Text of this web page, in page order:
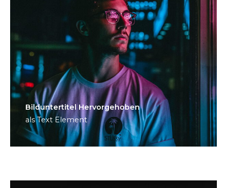
Bild­unter­titel Hervorgehoben
als Text Element